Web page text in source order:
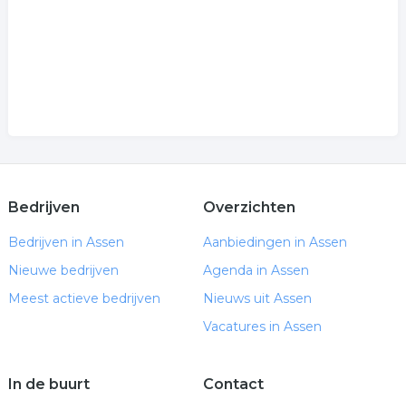
Bedrijven
Bedrijven in Assen
Nieuwe bedrijven
Meest actieve bedrijven
Overzichten
Aanbiedingen in Assen
Agenda in Assen
Nieuws uit Assen
Vacatures in Assen
In de buurt Contact